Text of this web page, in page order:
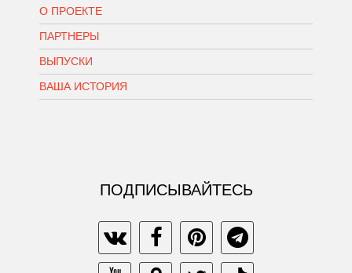
О ПРОЕКТЕ
ПАРТНЕРЫ
ВЫПУСКИ
ВАША ИСТОРИЯ
ПОДПИСЫВАЙТЕСЬ